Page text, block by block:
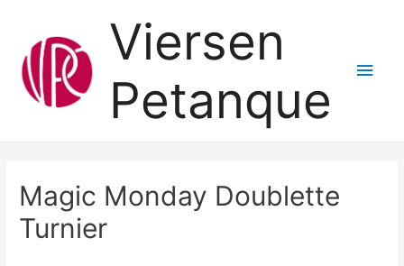
Viersen
Petanque
Magic Monday Doublette
Turnier